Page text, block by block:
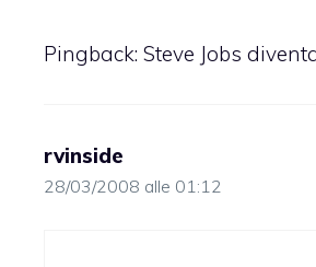
Pingback: Steve Jobs
rvinside
28/03/2008 alle 01:12